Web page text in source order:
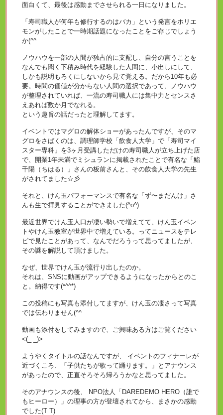
面白くて、最後は感動までさせられる一日になりました。
「寿司職人が何年も修行するのはバカ」という発言をホリエ
モンがしたことで一時期話題になったことをご存じでしょう
か(^^ゞ
ノウハウを一部の人間が独占的に支配し、自分の言うことを
なんでも聞く下積み時代を経験した人間に、小出しにして、
しかも説明もろくにしないから見て覚える。だから10年も必
要。時間の価値が分からない人間の選択であって、ノウハウ
が整理されていれば、一流の寿司職人には集中力とセンスさ
えあれば数か月でなれる。
という趣旨の話だったと理解してます。
イベントではマグロの解体ショーがあったんですが、そのマ
グロをさばくのは、調理師学校「飲食人大学」で「寿司マイ
スター専科」を3ヶ月受講しただけの寿司職人が立ち上げた店
で、開業1年未満でミシュランに掲載されたことで有名な「鮨
千陽（ちはる）」さんの板前さんと、その飲食人大学の先生
がされてました☆彡
それと、けん玉パフォーマンスで有名な「ず〜まだんけ」さ
んも生で拝見することができました(^o^)
最近世界でけん玉人口が凄い勢いで増えてて、けん玉イベン
トやけん玉教室が世界中で増えている。ってニュースをテレ
ビで見たことがあって、なんでだろうって思ってましたが、
その謎を解説して頂けました。
なぜ、世界でけん玉が流行り出したのか。
それは、SNSに動画がアップできるようになったからとのこ
と。納得です(*^^*)
この投稿にも写真も添付してますが、けん玉の凄さって写真
では伝わりません(^^ゞ
動画も添付をしてみますので、ご興味ある方はご覧ください
<(_ _)>
ようやくタイトルの話なんですが、 イベントのフィナーレが
近づくころ、「子供たちが歌って踊ります。」とアナウンス
があったので、正直そろそろ帰ろうかなと思ってました。
そのアナウンスの後、 NPO法人「DAREDEMO HERO（誰で
もヒーロー）」の理事の方が登壇されてから、まさかの感動
でした(T T)